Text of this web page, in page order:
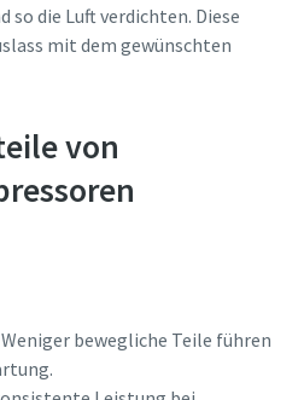
pneumatischen
müssen
effizienteren pneumatischen
so die Luft verdichten. Diese
mit dem gewünschten
von
bewegliche Teile führen
mich hiermit
damit
dass Atlas
Produkte
mich auf
Basis zur
an Online-
Zustimmung
Atlas Copco
widerrufen kann.